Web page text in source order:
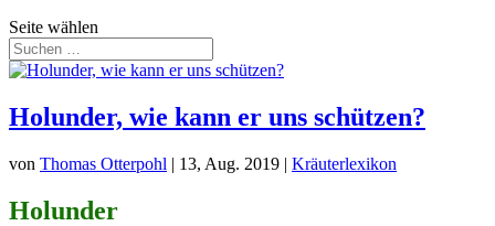
Seite wählen
Holunder, wie kann er uns schützen?
von Thomas Otterpohl | 13, Aug. 2019 | Kräuterlexikon
Holunder